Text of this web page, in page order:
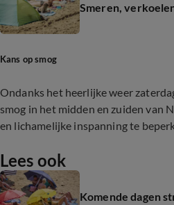
Smeren,
Kans op smog
Ondanks het heerlijke weer
smog in het midden en zuiden van
en lichamelijke inspanning te
Lees ook
Komende dagen